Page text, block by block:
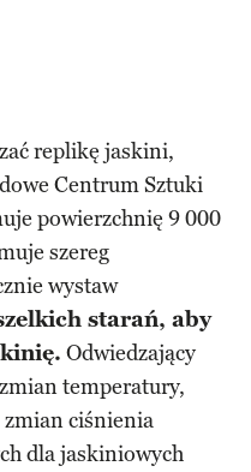
replikę jaskini,
Centrum Sztuki
powierzchnię 9 000
szereg
wystaw
starań, aby
Odwiedzający
temperatury,
ciśnienia
dla jaskiniowych